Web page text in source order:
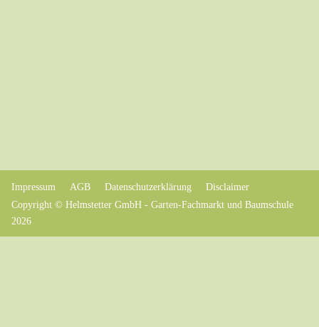
Impressum AGB Datenschutzerklärung
Disclaimer
Copyright © Helmstetter GmbH - Garten-Fachmarkt und Baumschule
2026